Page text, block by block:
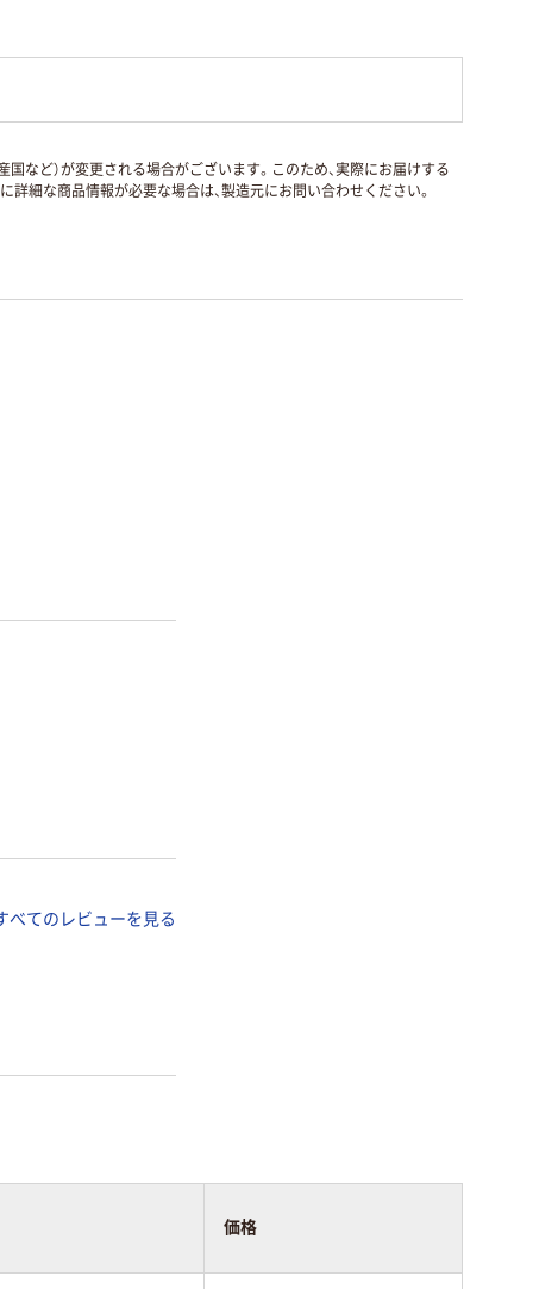
国など）が変更される場合がございます。このため、実際にお届けする
細な商品情報が必要な場合は、製造元にお問い合わせください。
べてのレビューを見る
価格